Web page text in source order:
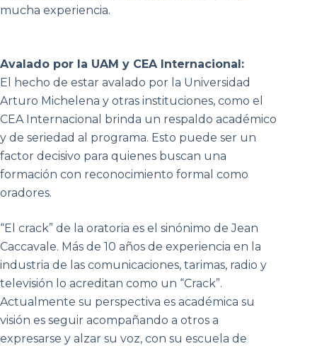
mucha experiencia.
Avalado por la UAM y CEA Internacional:
El hecho de estar avalado por la Universidad
Arturo Michelena y otras instituciones, como el
CEA Internacional brinda un respaldo académico
y de seriedad al programa. Esto puede ser un
factor decisivo para quienes buscan una
formación con reconocimiento formal como
oradores.
“El crack” de la oratoria es el sinónimo de Jean
Caccavale. Más de 10 años de experiencia en la
industria de las comunicaciones, tarimas, radio y
televisión lo acreditan como un “Crack”.
Actualmente su perspectiva es académica su
visión es seguir acompañando a otros a
expresarse y alzar su voz, con su escuela de